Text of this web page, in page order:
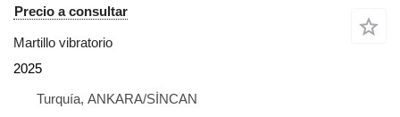
Precio a consultar
Martillo vibratorio
2025
Turquía, ANKARA/SİNCAN